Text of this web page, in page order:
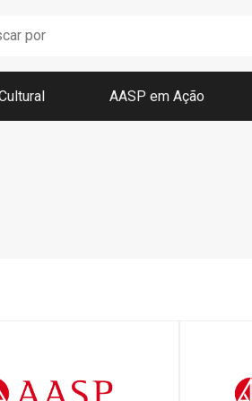
AASP em Ação